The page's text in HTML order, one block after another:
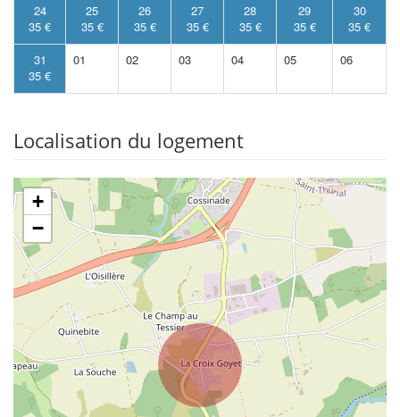
24
35 €
25
35 €
26
35 €
27
35 €
28
35 €
29
35 €
30
35 €
31
35 €
01 02 03 04 05 06
Localisation du logement
+
−